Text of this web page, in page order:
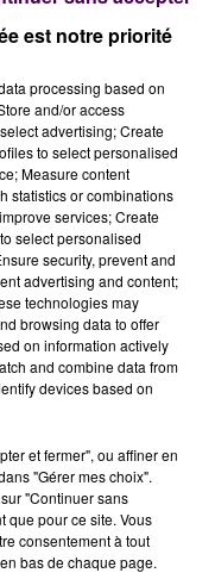
– Paul Lafargue /
by Panis –
Oliver Gray
– David
/ Jack Doohan
Competition –
/ Nicholas Yelloly
Racing by APR –
Laurin Heinrich
Team – Doriane Pin
– Tobias Lutke /
– PJ Hyett / James
– François Perrodo
Competition
Müller
est notre priorité
processing based on
and/or access
advertising; Create
to select personalised
Measure content
statistics or combinations
services; Create
select personalised
security, prevent and
advertising and content;
technologies may
browsing data to offer
on information actively
and combine data from
devices based on
et fermer", ou affiner en
"Gérer mes choix".
"Continuer sans
que pour ce site. Vous
consentement à tout
bas de chaque page.